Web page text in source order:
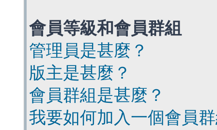
會員等級和會員群組
管理員是甚麼？
版主是甚麼？
會員群組是甚麼？
我要如何加入一個會員